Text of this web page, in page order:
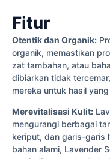
Fitur
Otentik dan Organik:
organik, memastikan
zat tambahan, atau
dibiarkan tidak
mereka untuk hasil
Merevitalisasi Kulit:
mengurangi berbagai
keriput, dan garis-garis
bahan alami, Lavender